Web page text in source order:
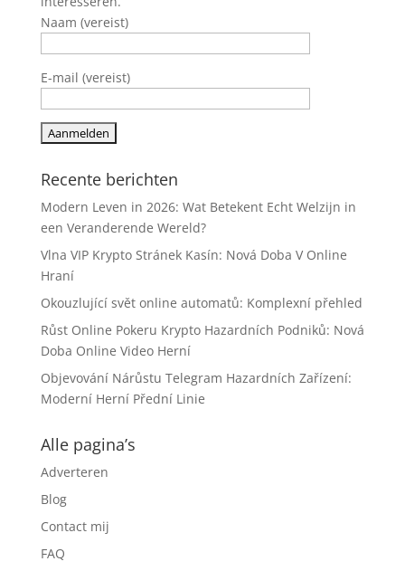
Naam (vereist)
E-mail (vereist)
Recente berichten
Modern Leven in 2026: Wat Betekent Echt Welzijn in
een Veranderende Wereld?
Vlna VIP Krypto Stránek Kasín: Nová Doba V Online
Hraní
Okouzlující svět online automatů: Komplexní přehled
Růst Online Pokeru Krypto Hazardních Podniků: Nová
Doba Online Video Herní
Objevování Nárůstu Telegram Hazardních Zařízení:
Moderní Herní Přední Linie
Alle pagina’s
Adverteren
Blog
Contact mij
FAQ